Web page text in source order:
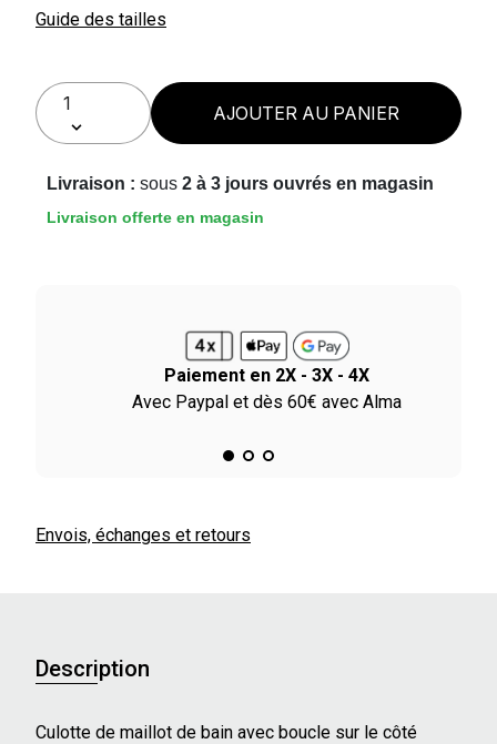
Guide des tailles
AJOUTER AU PANIER
Livraison : sous 2 à 3 jours ouvrés en magasin
Livraison offerte en magasin
Paiement en 2X - 3X - 4X
Avec Paypal et dès 60€ avec Alma
Envois, échanges et retours
Description
Culotte de maillot de bain avec boucle sur le côté